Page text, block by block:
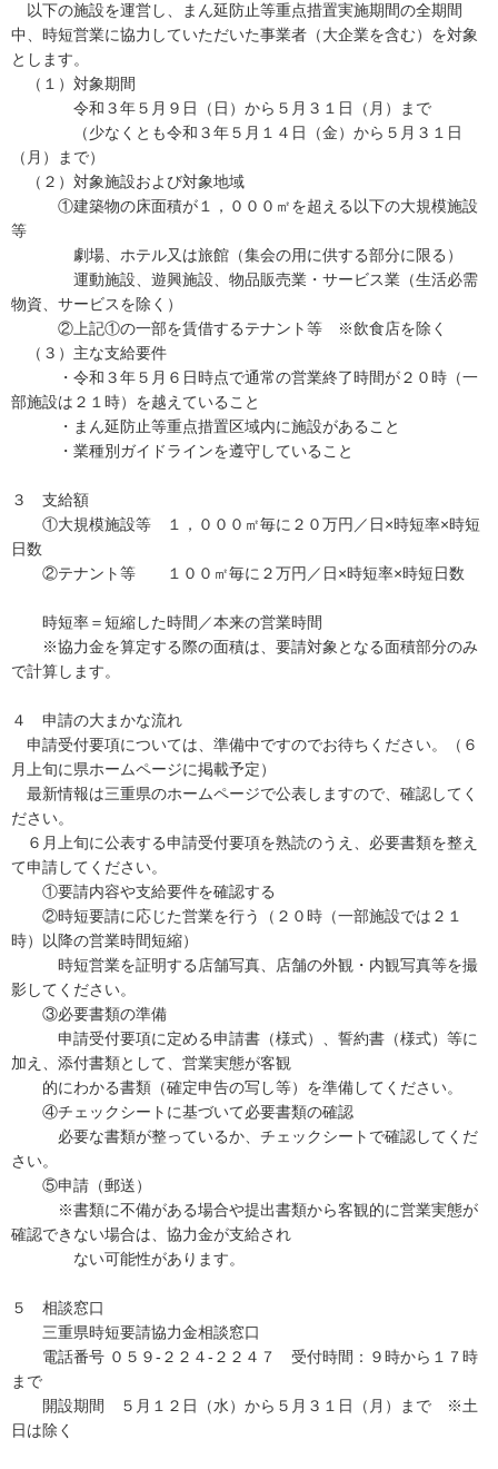
以下の施設を運営し、まん延防止等重点措置実施期間の全期間
中、時短営業に協力していただいた事業者（大企業を含む）を対象
とします。
（１）対象期間
令和３年５月９日（日）から５月３１日（月）まで
（少なくとも令和３年５月１４日（金）から５月３１日
（月）まで）
（２）対象施設および対象地域
①建築物の床面積が１，０００㎡を超える以下の大規模施設
等
劇場、ホテル又は旅館（集会の用に供する部分に限る）
運動施設、遊興施設、物品販売業・サービス業（生活必需
物資、サービスを除く）
②上記①の一部を賃借するテナント等 ※飲食店を除く
（３）主な支給要件
・令和３年５月６日時点で通常の営業終了時間が２０時（一
部施設は２１時）を越えていること
・まん延防止等重点措置区域内に施設があること
・業種別ガイドラインを遵守していること
３ 支給額
①大規模施設等 １，０００㎡毎に２０万円／日×時短率×時短
日数
②テナント等 １００㎡毎に２万円／日×時短率×時短日数
時短率＝短縮した時間／本来の営業時間
※協力金を算定する際の面積は、要請対象となる面積部分のみ
で計算します。
４ 申請の大まかな流れ
申請受付要項については、準備中ですのでお待ちください。（６
月上旬に県ホームページに掲載予定）
最新情報は三重県のホームページで公表しますので、確認してく
ださい。
６月上旬に公表する申請受付要項を熟読のうえ、必要書類を整え
て申請してください。
①要請内容や支給要件を確認する
②時短要請に応じた営業を行う（２０時（一部施設では２１
時）以降の営業時間短縮）
時短営業を証明する店舗写真、店舗の外観・内観写真等を撮
影してください。
③必要書類の準備
申請受付要項に定める申請書（様式）、誓約書（様式）等に
加え、添付書類として、営業実態が客観
的にわかる書類（確定申告の写し等）を準備してください。
④チェックシートに基づいて必要書類の確認
必要な書類が整っているか、チェックシートで確認してくだ
さい。
⑤申請（郵送）
※書類に不備がある場合や提出書類から客観的に営業実態が
確認できない場合は、協力金が支給され
ない可能性があります。
５ 相談窓口
三重県時短要請協力金相談窓口
電話番号 ０５９-２２４-２２４７ 受付時間：９時から１７時
まで
開設期間 ５月１２日（水）から５月３１日（月）まで ※土
日は除く